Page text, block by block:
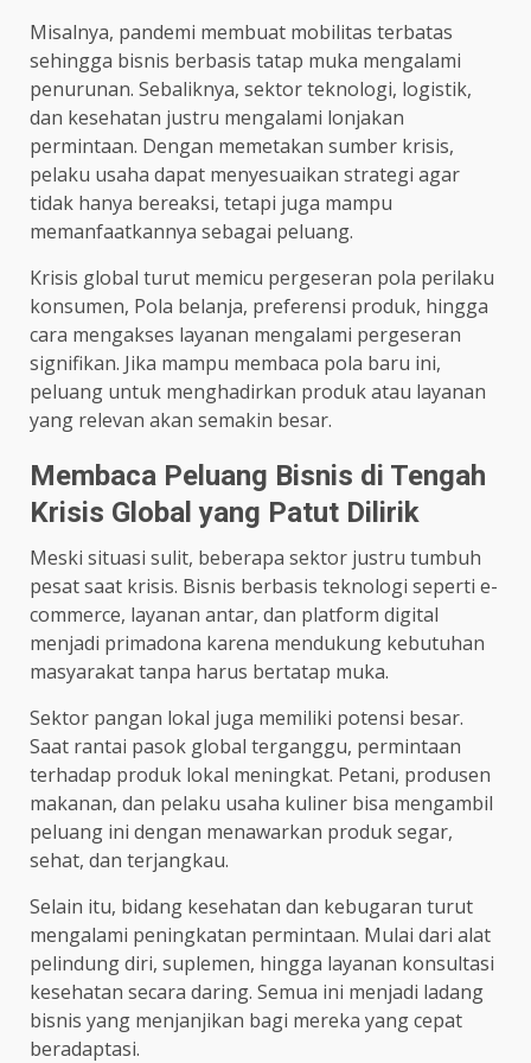
Misalnya, pandemi membuat mobilitas terbatas
sehingga bisnis berbasis tatap muka mengalami
penurunan. Sebaliknya, sektor teknologi, logistik,
dan kesehatan justru mengalami lonjakan
permintaan. Dengan memetakan sumber krisis,
pelaku usaha dapat menyesuaikan strategi agar
tidak hanya bereaksi, tetapi juga mampu
memanfaatkannya sebagai peluang.
Krisis global turut memicu pergeseran pola perilaku
konsumen, Pola belanja, preferensi produk, hingga
cara mengakses layanan mengalami pergeseran
signifikan. Jika mampu membaca pola baru ini,
peluang untuk menghadirkan produk atau layanan
yang relevan akan semakin besar.
Membaca Peluang Bisnis di Tengah
Krisis Global yang Patut Dilirik
Meski situasi sulit, beberapa sektor justru tumbuh
pesat saat krisis. Bisnis berbasis teknologi seperti e-
commerce, layanan antar, dan platform digital
menjadi primadona karena mendukung kebutuhan
masyarakat tanpa harus bertatap muka.
Sektor pangan lokal juga memiliki potensi besar.
Saat rantai pasok global terganggu, permintaan
terhadap produk lokal meningkat. Petani, produsen
makanan, dan pelaku usaha kuliner bisa mengambil
peluang ini dengan menawarkan produk segar,
sehat, dan terjangkau.
Selain itu, bidang kesehatan dan kebugaran turut
mengalami peningkatan permintaan. Mulai dari alat
pelindung diri, suplemen, hingga layanan konsultasi
kesehatan secara daring. Semua ini menjadi ladang
bisnis yang menjanjikan bagi mereka yang cepat
beradaptasi.